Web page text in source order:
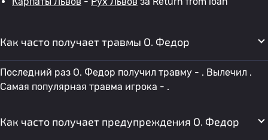
Как часто получает травмы O. Федор
Последний раз O. Федор получил травму - . Вылечил .
Самая популярная травма игрока - .
Как часто получает предупреждения O. Федор